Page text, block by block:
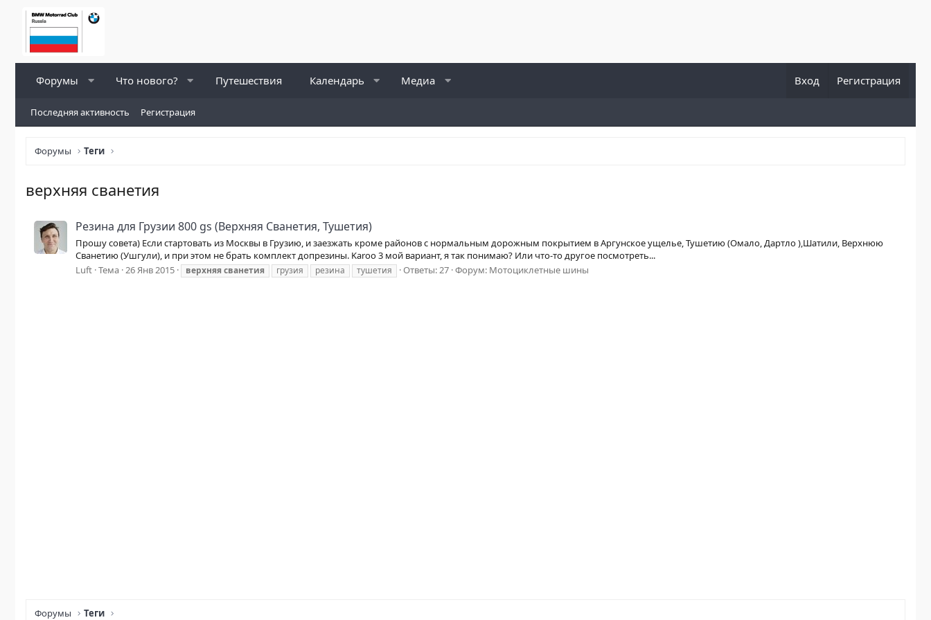
Форумы Что нового? Путешествия Календарь Медиа Вход Регистрация
Последняя активность Регистрация
Форумы Теги
верхняя сванетия
Резина для Грузии 800 gs (Верхняя Сванетия, Тушетия)
Прошу совета) Если стартовать из Москвы в Грузию, и заезжать кроме районов с нормальным дорожным покрытием в Аргунское ущелье, Тушетию (Омало, Дартло ),Шатили, Верхнюю
Сванетию (Ушгули), и при этом не брать комплект допрезины. Karoo 3 мой вариант, я так понимаю? Или что-то другое посмотреть...
Luft Тема 26 Янв 2015 верхняясванетия грузия резина тушетия Ответы: 27 Форум: Мотоциклетные шины
Форумы Теги